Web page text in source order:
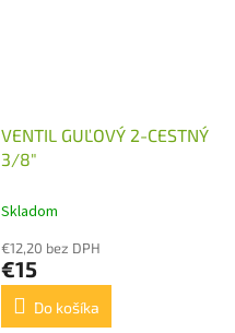
VENTIL GUĽOVÝ 2-CESTNÝ
3/8"
Skladom
€12,20 bez DPH
€15
Do košíka